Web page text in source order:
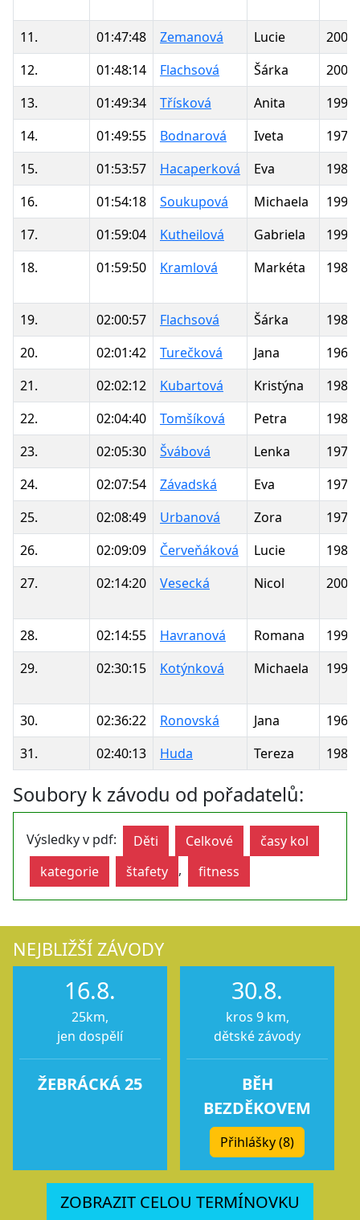
11. 01:47:48 Zemanová Lucie
2005
12.
01:48:14 Flachsová Šárka
2002
13.
01:49:34 Třísková Anita
1995
14.
01:49:55 Bodnarová Iveta
1976
15.
01:53:57 Hacaperková Eva
1986
16.
01:54:18 Soukupová Michaela
1990
17.
01:59:04 Kutheilová Gabriela
1996
18.
01:59:50 Kramlová Markéta 1980
19. 02:00:57 Flachsová Šárka
1980
20.
02:01:42 Turečková Jana
1968
21.
02:02:12 Kubartová Kristýna
1980
22.
02:04:40 Tomšíková Petra
1982
23.
02:05:30 Švábová Lenka
1975
24.
02:07:54 Závadská Eva
1975
25.
02:08:49 Urbanová Zora
1974
26.
02:09:09 Červeňáková Lucie
1987
27.
02:14:20 Vesecká Nicol 2004
28. 02:14:55 Havranová Romana
1994
29.
02:30:15 Kotýnková Michaela 1990
30. 02:36:22 Ronovská Jana
1966
31.
02:40:13 Huda Tereza 1987
Soubory k závodu od pořadatelů:
Výsledky v pdf: Děti Celkové
časy kol
kategorie
štafety , fitness
NEJBLIŽŠÍ ZÁVODY
16.8.
25km,
jen dospělí
ŽEBRÁCKÁ 25
30.8.
kros 9 km,
dětské závody
BĚH
BEZDĚKOVEM
Přihlášky (8)
ZOBRAZIT CELOU TERMÍNOVKU